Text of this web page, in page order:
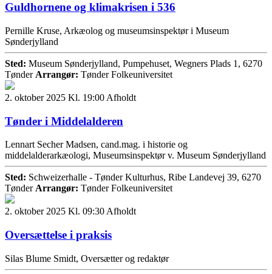
Guldhornene og klimakrisen i 536
Pernille Kruse, Arkæolog og museumsinspektør i Museum
Sønderjylland
Sted: Museum Sønderjylland, Pumpehuset, Wegners Plads 1, 6270
Tønder Arrangør: Tønder Folkeuniversitet
2. oktober 2025 Kl. 19:00 Afholdt
Tønder i Middelalderen
Lennart Secher Madsen, cand.mag. i historie og
middelalderarkæologi, Museumsinspektør v. Museum Sønderjylland
Sted: Schweizerhalle - Tønder Kulturhus, Ribe Landevej 39, 6270
Tønder Arrangør: Tønder Folkeuniversitet
2. oktober 2025 Kl. 09:30 Afholdt
Oversættelse i praksis
Silas Blume Smidt, Oversætter og redaktør